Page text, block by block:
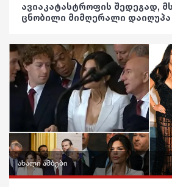
მედიცინა
კულინარია
ასტროლოგია
ფაქტები
სოც. მედია
სპორტი
მსოფლიო
ეკონომიკა
რჩევები
ინტერვიუ
ვიდეო
პოლიტიკა
საზოგადოება
განათლება
კულტურა
გართობა
ავიაკატასტროფის შედეგად,
ცნობილი მიმღერალი დაიღუპა
ახალი ამბები